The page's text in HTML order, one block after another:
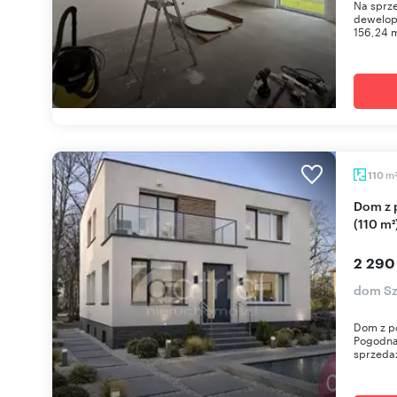
Na
156,24
110 m2
Dom z potencjałem inwestycyjnym w Pogodnie
(110
2
dom
Dom z